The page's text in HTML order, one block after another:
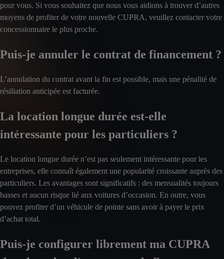
pour vous. Si vous souhaitez que nous vous aidions à trouver d’autres
moyens de profiter de votre nouvelle CUPRA, veuillez contacter votre
concessionnaire le plus proche.
Puis-je annuler le contrat de financement ?
L’annulation du contrat avant la fin est possible, mais une pénalité de
résiliation anticipée est facturée.
La location longue durée est-elle
intéressante pour les particuliers ?
Le location longue durée n’est pas seulement intéressante pour les
entreprises, elle connaît également une popularité croissante auprès des
particuliers. Les avantages sont significatifs : des mensualités toujours
basses et aucun risque lié aux voitures d’occasion. En outre, vous
pouvez profiter d’un véhicule de pointe sans avoir à payer le prix
d’achat total.
Puis-je configurer librement ma CUPRA